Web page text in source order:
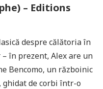
– Editions
despre călătoria în
în prezent, Alex are un
Bencomo, un războinic
ghidat de corbi într-o